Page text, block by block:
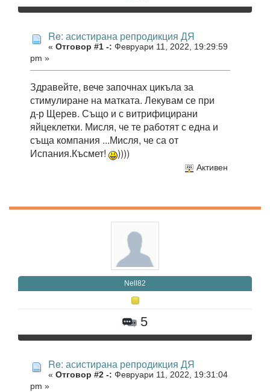
Re: асистирана репродикция ДЯ
« Отговор #1 -: Февруари 11, 2022, 19:29:59
pm »
Здравейте, вече започнах цикъла за
стимулиране на матката. Лекувам се при
д-р Щерев. Също и с витрифицирани
яйцеклетки. Мисля, че те работят с една и
съща компания ...Мисля, че са от
Испания.Късмет!
))))
Активен
Nell82
5
Re: асистирана репродикция ДЯ
« Отговор #2 -: Февруари 11, 2022, 19:31:04
pm »